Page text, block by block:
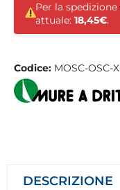
Per la
attuale: 18,45€.
Codice: MOSC-OSC-
DESCRIZIONE